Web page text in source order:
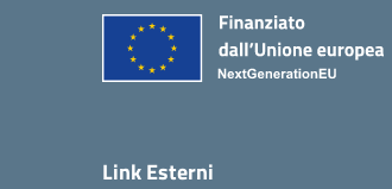
Link Esterni